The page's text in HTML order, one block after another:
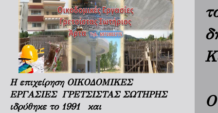
Η επιχείρηση ΟΙΚΟΔΟΜΙΚΕΣ
ΕΡΓΑΣΙΕΣ ΓΡΕΤΣΙΣΤΑΣ ΣΩΤΗΡΗΣ
ιδρύθηκε το 1991 και